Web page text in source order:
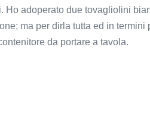
Ho adoperato due tovagliolini
ma per dirla tutta ed in
da portare a tavola.